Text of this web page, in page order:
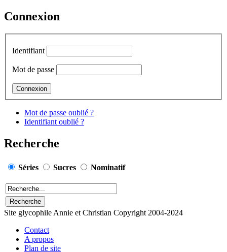
Connexion
Identifiant
Mot de passe
Mot de passe oublié ?
Identifiant oublié ?
Recherche
Séries Sucres Nominatif
Site glycophile Annie et Christian Copyright 2004-2024
Contact
A propos
Plan de site